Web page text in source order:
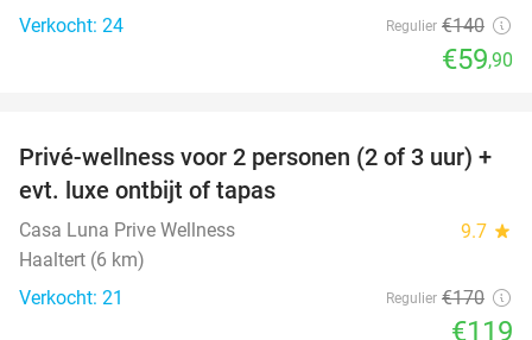
Verkocht: 24
Regulier €140
€59,90
30%
Privé-wellness voor 2 personen (2 of 3 uur) +
evt. luxe ontbijt of tapas
Casa Luna Prive Wellness 9.7 star
Haaltert (6 km)
Verkocht: 21
Regulier €170
€119